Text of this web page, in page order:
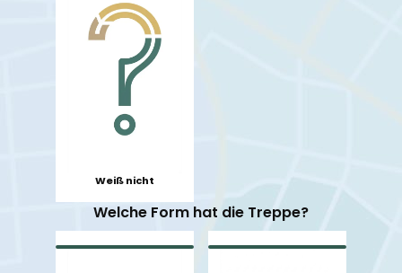
Weiß nicht
Welche Form hat die Treppe?